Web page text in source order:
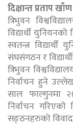
दिक्षान्त प्रताप
त्रिभुवन
विद्यार्थी
स्वतन्त्र विद्यार्थी
संघसंगठन र
त्रिभुवन
निर्वाचन हुने
साल फाल्गुनमा
निर्वाचन
सङ्ठनहरुको